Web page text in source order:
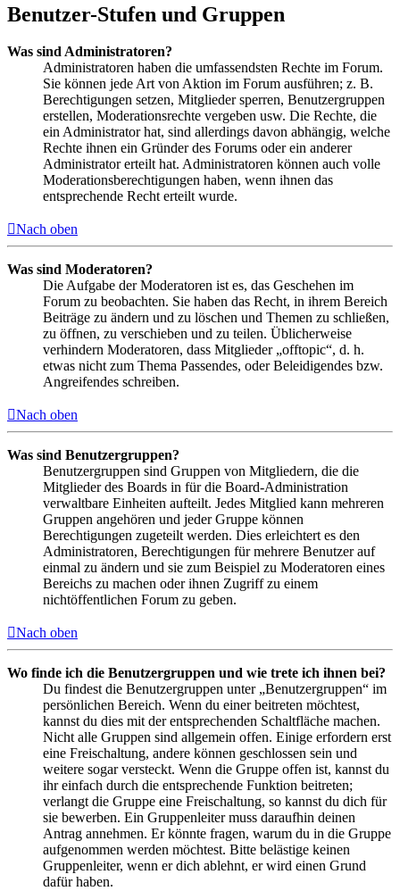
Benutzer-Stufen und Gruppen
Was sind Administratoren?
Administratoren haben die umfassendsten Rechte im Forum.
Sie können jede Art von Aktion im Forum ausführen; z. B.
Berechtigungen setzen, Mitglieder sperren, Benutzergruppen
erstellen, Moderationsrechte vergeben usw. Die Rechte, die
ein Administrator hat, sind allerdings davon abhängig, welche
Rechte ihnen ein Gründer des Forums oder ein anderer
Administrator erteilt hat. Administratoren können auch volle
Moderationsberechtigungen haben, wenn ihnen das
entsprechende Recht erteilt wurde.
Nach oben
Was sind Moderatoren?
Die Aufgabe der Moderatoren ist es, das Geschehen im
Forum zu beobachten. Sie haben das Recht, in ihrem Bereich
Beiträge zu ändern und zu löschen und Themen zu schließen,
zu öffnen, zu verschieben und zu teilen. Üblicherweise
verhindern Moderatoren, dass Mitglieder „offtopic“, d. h.
etwas nicht zum Thema Passendes, oder Beleidigendes bzw.
Angreifendes schreiben.
Nach oben
Was sind Benutzergruppen?
Benutzergruppen sind Gruppen von Mitgliedern, die die
Mitglieder des Boards in für die Board-Administration
verwaltbare Einheiten aufteilt. Jedes Mitglied kann mehreren
Gruppen angehören und jeder Gruppe können
Berechtigungen zugeteilt werden. Dies erleichtert es den
Administratoren, Berechtigungen für mehrere Benutzer auf
einmal zu ändern und sie zum Beispiel zu Moderatoren eines
Bereichs zu machen oder ihnen Zugriff zu einem
nichtöffentlichen Forum zu geben.
Nach oben
Wo finde ich die Benutzergruppen und wie trete ich ihnen bei?
Du findest die Benutzergruppen unter „Benutzergruppen“ im
persönlichen Bereich. Wenn du einer beitreten möchtest,
kannst du dies mit der entsprechenden Schaltfläche machen.
Nicht alle Gruppen sind allgemein offen. Einige erfordern erst
eine Freischaltung, andere können geschlossen sein und
weitere sogar versteckt. Wenn die Gruppe offen ist, kannst du
ihr einfach durch die entsprechende Funktion beitreten;
verlangt die Gruppe eine Freischaltung, so kannst du dich für
sie bewerben. Ein Gruppenleiter muss daraufhin deinen
Antrag annehmen. Er könnte fragen, warum du in die Gruppe
aufgenommen werden möchtest. Bitte belästige keinen
Gruppenleiter, wenn er dich ablehnt, er wird einen Grund
dafür haben.